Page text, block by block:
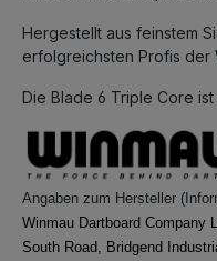
Hergestellt aus feinstem
erfolgreichsten Profis der
Die Blade 6 Triple Core
Angaben zum Hersteller
Winmau Dartboard Company
South Road, Bridgend